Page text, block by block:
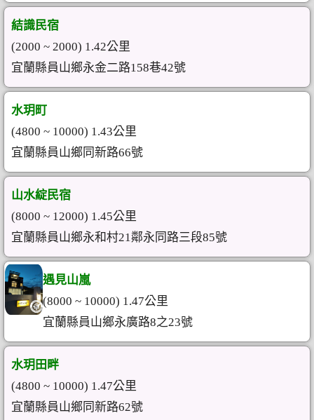
結識民宿
(2000 ~ 2000) 1.42公里
宜蘭縣員山鄉永金二路158巷42號
水玥町
(4800 ~ 10000) 1.43公里
宜蘭縣員山鄉同新路66號
山水綻民宿
(8000 ~ 12000) 1.45公里
宜蘭縣員山鄉永和村21鄰永同路三段85號
遇見山嵐
(8000 ~ 10000) 1.47公里
宜蘭縣員山鄉永廣路8之23號
水玥田畔
(4800 ~ 10000) 1.47公里
宜蘭縣員山鄉同新路62號